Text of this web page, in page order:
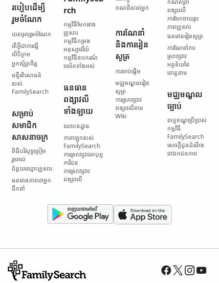
របៀប​ដើម្បី​
រួមចំណែក
បានចូលរួមចំណែក
តើ​អ្វី​ជា​ការធ្វើ​
លិបិក្រម
អ្នកស្ម័គ្រចិត្ត
មន្ទីរ​ពិសោធន៍​
របស់
FamilySearch
សម្រាប់​
សមាជិក​
សាសនាចក្រ
ពិធី​បរិសុទ្ធ​ត្រៀម​
រួចរាល់
ជំនួយ​ឈ្មោះ​គ្រួសារ
ធនធាន​ភាពជាអ្នក
ដឹកនាំ
rch
កម្មវិធី​មែកធាង​
គ្រួសារ
កម្មវិធី​កម្រង​
អនុស្សាវរីយ៍
កម្មវិធី​ឧបករណ៍​
ចល័ត​ទាំងអស់
ធនធាន​
ពង្សាវលី​
ទាំងឡាយ
ឈាបនដ្ឋាន
កាតាឡុក​របស់
FamilySearch
ការស្រាវជ្រាវ​រក​បុព្វ
ការីជន
ការស្រាវជ្រាវ​
ពង្សាវលី
គណនី​របស់​អ្នក
ការណែនាំ
និង​ការរៀន
សូត្រ
ការចាប់ផ្ដើម
មជ្ឈមណ្ឌល​រៀន
សូត្រ
ការស្រាវជ្រាវ​
ពង្សាវលី​តាម
Wiki
កំណត់ត្រា​
ពង្សាវលី
ការចែកចាយ​រូប
ភាព​គ្រួសារ
ធនធាន​រៀនសូត្រ
ការណែនាំ​ការ
ស្រាវជ្រាវ
អត្ថន័យ​នៃ​
គោត្តនាម
មជ្ឈមណ្ឌល​
ច្បាប់
លក្ខខណ្ឌ​ប្រើប្រាស់​
កម្មវិធី
FamilySearch
សេចក្តីជូនដំណឹង​
ជា​ឯកជនភាព